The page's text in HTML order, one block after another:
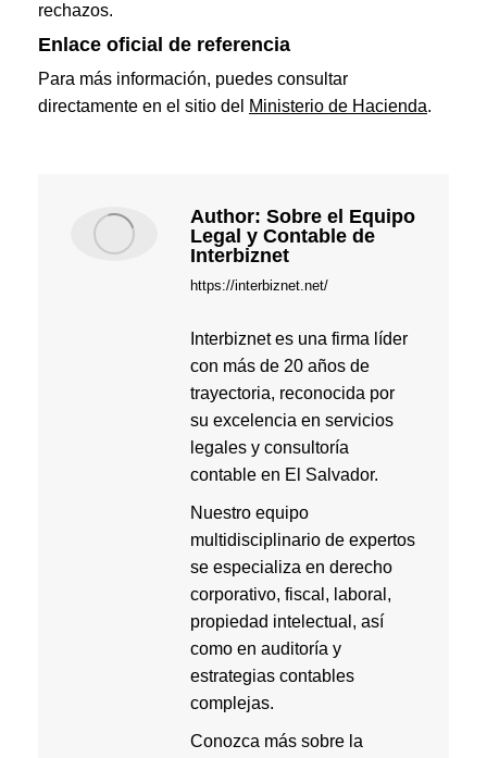
rechazos.
Enlace oficial de referencia
Para más información, puedes consultar
directamente en el sitio del Ministerio de Hacienda.
Author: Sobre el Equipo
Legal y Contable de
Interbiznet
https://interbiznet.net/
Interbiznet es una firma líder
con más de 20 años de
trayectoria, reconocida por
su excelencia en servicios
legales y consultoría
contable en El Salvador.
Nuestro equipo
multidisciplinario de expertos
se especializa en derecho
corporativo, fiscal, laboral,
propiedad intelectual, así
como en auditoría y
estrategias contables
complejas.
Conozca más sobre la